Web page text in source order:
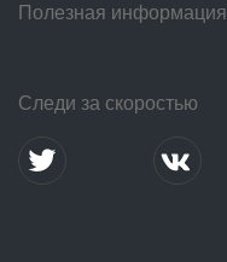
Полезная информация
Следи за скоростью